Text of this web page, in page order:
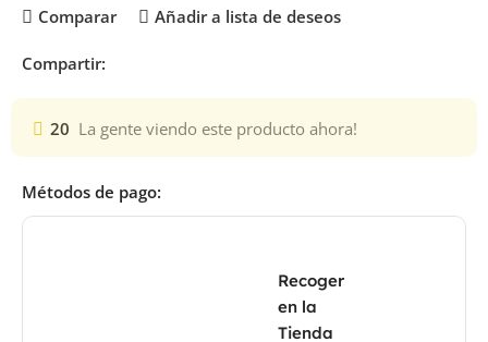
Comparar Añadir a lista de deseos
Compartir:
20 La gente viendo este producto ahora!
Métodos de pago:
Recoger
en la
Tienda